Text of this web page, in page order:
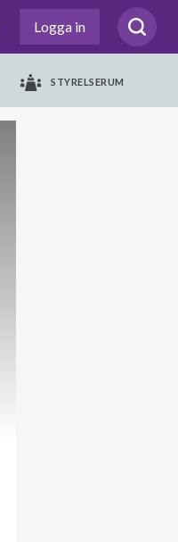
Logga in
STYRELSERUM